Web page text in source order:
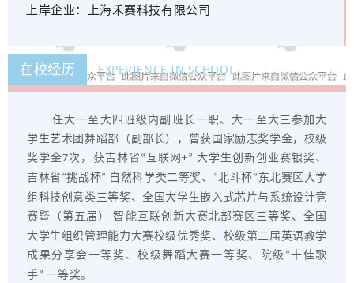
上岸企业： 上海禾赛科技有限公司
在校经历 EXPERIENCE IN SCHOOL
任大一至大四班级内副班长一职 、 大一至大三参加大
学生艺术团舞蹈部（副部长）
，曾获 国家励志奖学金，校级
奖学金7次， 获吉林省 “ 互联网+” 大学生创新创业赛银奖 、
吉林省 “挑战杯” 自然科学类二等奖 、 “北斗杯” 东北赛区大学
组科技创意类三等奖 、全国大学生嵌入式芯片与系统设计竞
赛暨（第五届）
智能互联创新大赛北部赛区三等奖 、全国
大学生组织管理能力大赛校级优秀奖 、 校级第二届英语教学
成果分享会一等奖 、校级舞蹈大赛一等奖 、 院级 “十佳歌
手” 一等奖。